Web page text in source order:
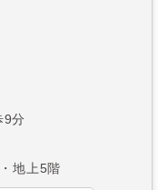
9分
地上5階